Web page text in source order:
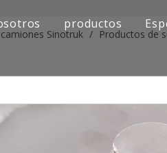
productos
Serie de
Serie de
Sinotruk / Productos de